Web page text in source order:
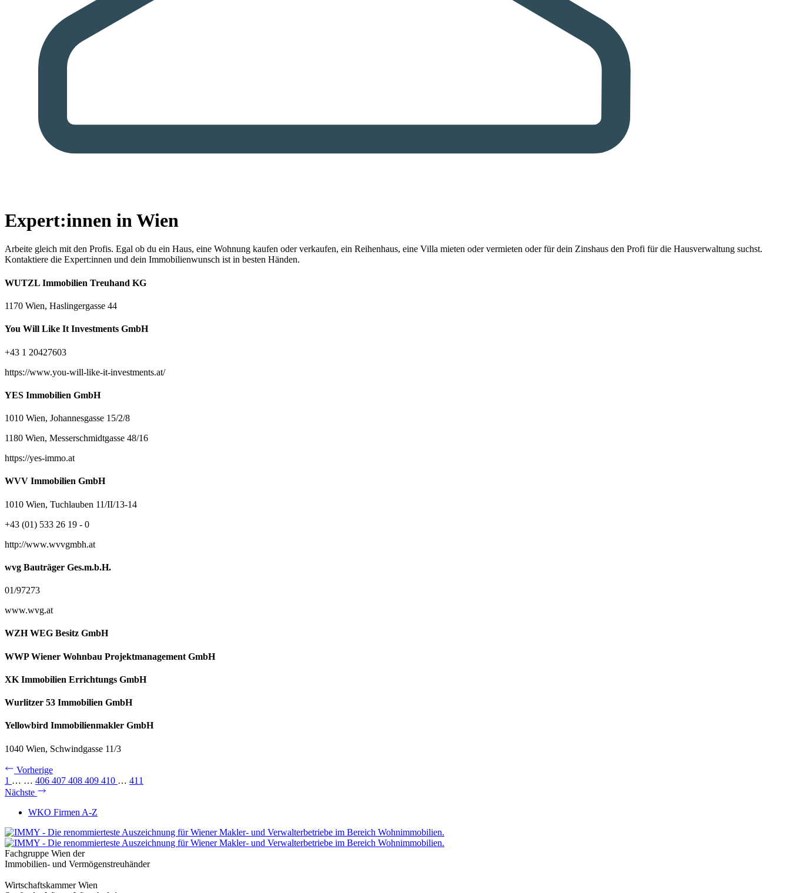
Expert:innen in Wien
Arbeite gleich mit den Profis. Egal ob du ein Haus, eine Wohnung kaufen oder verkaufen, ein Reihenhaus, eine Villa mieten oder vermieten oder für dein Zinshaus den Profi für die Hausverwaltung suchst.
Kontaktiere die Expert:innen und dein Immobilienwunsch ist in besten Händen.
WUTZL Immobilien Treuhand KG
1170 Wien, Haslingergasse 44
You Will Like It Investments GmbH
+43 1 20427603
https://www.you-will-like-it-investments.at/
YES Immobilien GmbH
1010 Wien, Johannesgasse 15/2/8
1180 Wien, Messerschmidtgasse 48/16
https://yes-immo.at
WVV Immobilien GmbH
1010 Wien, Tuchlauben 11/II/13-14
+43 (01) 533 26 19 - 0
http://www.wvvgmbh.at
wvg Bauträger Ges.m.b.H.
01/97273
www.wvg.at
WZH WEG Besitz GmbH
WWP Wiener Wohnbau Projektmanagement GmbH
XK Immobilien Errichtungs GmbH
Wurlitzer 53 Immobilien GmbH
Yellowbird Immobilienmakler GmbH
1040 Wien, Schwindgasse 11/3
Vorherige
1 … … 406 407 408 409 410 … 411
Nächste
WKO Firmen A-Z
Fachgruppe Wien der
Immobilien- und Vermögenstreuhänder
Wirtschaftskammer Wien